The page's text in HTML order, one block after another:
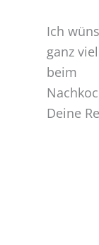
Ich
ganz
beim
Deine